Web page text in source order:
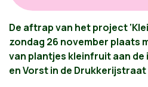
De aftrap van het project
zondag 26 november plaats
van plantjes kleinfruit aan
en Vorst in de Drukkerijstraat